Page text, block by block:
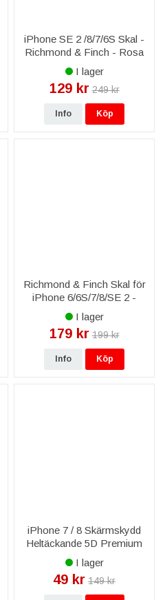
iPhone SE 2 /8/7/6S Skal -
Richmond & Finch - Rosa
Guld Marmor
I lager
129 kr 249 kr
Info Köp
Richmond & Finch Skal för
iPhone 6/6S/7/8/SE 2 -
Golden Jungle
I lager
179 kr 199 kr
Info Köp
iPhone 7 / 8 Skärmskydd
Heltäckande 5D Premium
Bulls - Vit
I lager
49 kr 149 kr